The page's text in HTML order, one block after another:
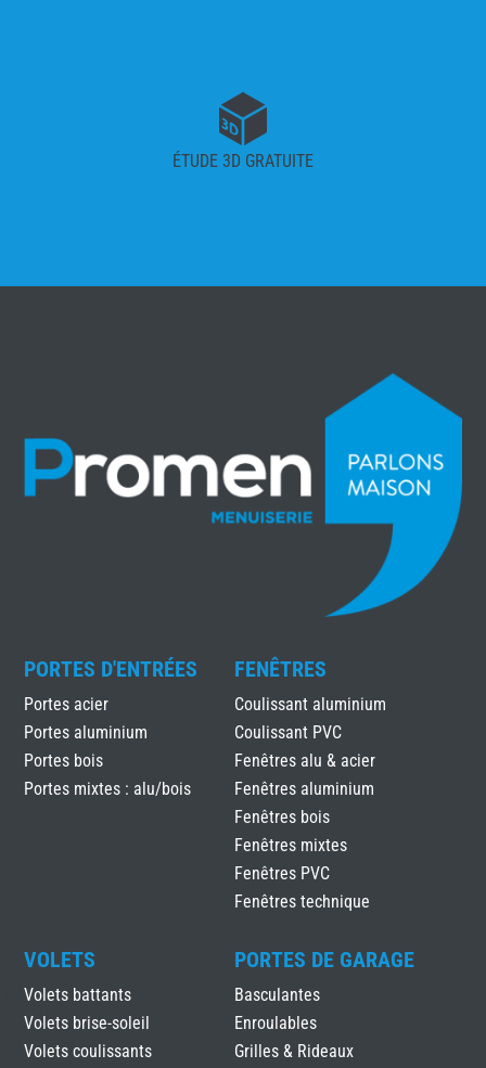
ÉTUDE 3D GRATUITE
PORTES D'ENTRÉES
Portes acier
Portes aluminium
Portes bois
Portes mixtes : alu/bois
FENÊTRES
Coulissant aluminium
Coulissant PVC
Fenêtres alu & acier
Fenêtres aluminium
Fenêtres bois
Fenêtres mixtes
Fenêtres PVC
Fenêtres technique
VOLETS
Volets battants
Volets brise-soleil
Volets coulissants
PORTES DE GARAGE
Basculantes
Enroulables
Grilles & Rideaux